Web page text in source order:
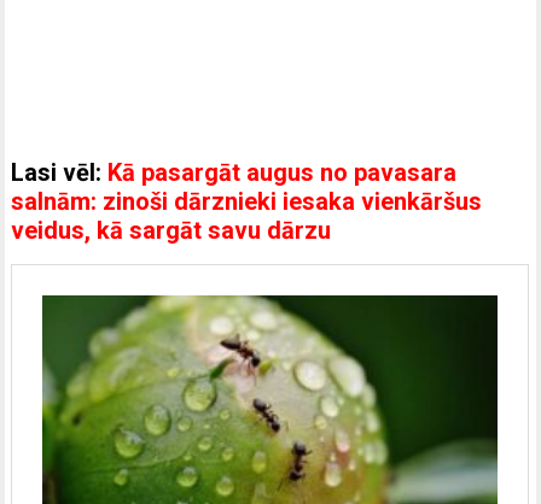
Lasi vēl: Kā pasargāt augus no pavasara
salnām: zinoši dārznieki iesaka vienkāršus
veidus, kā sargāt savu dārzu